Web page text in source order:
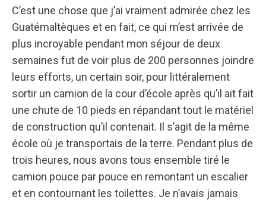
C’est une chose que j’ai vraiment admirée chez les
Guatémaltèques et en fait, ce qui m’est arrivée de
plus incroyable pendant mon séjour de deux
semaines fut de voir plus de 200 personnes joindre
leurs efforts, un certain soir, pour littéralement
sortir un camion de la cour d’école après qu’il ait fait
une chute de 10 pieds en répandant tout le matériel
de construction qu’il contenait. Il s’agit de la même
école où je transportais de la terre. Pendant plus de
trois heures, nous avons tous ensemble tiré le
camion pouce par pouce en remontant un escalier
et en contournant les toilettes. Je n’avais jamais